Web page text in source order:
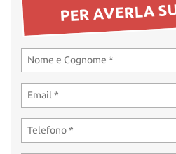
PER AVERLA
Cookie necessari
Cookie delle preferenze
Cookie per il